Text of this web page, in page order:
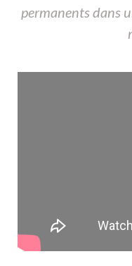
permanents dans